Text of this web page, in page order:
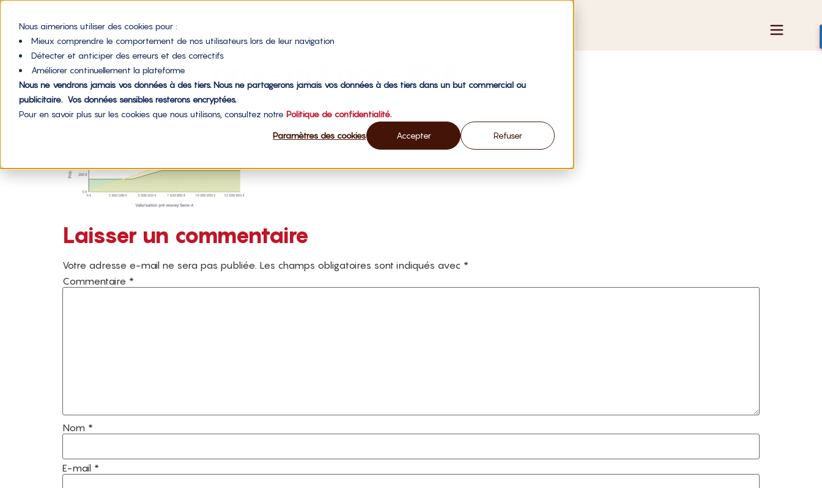
Nous aimerions utiliser des cookies pour :
Mieux comprendre le comportement de nos utilisateurs lors de leur navigation
Détecter et anticiper des erreurs et des correctifs
Améliorer continuellement la plateforme
Nous ne vendrons jamais vos données à des tiers. Nous ne partagerons jamais vos données à des tiers dans un but commercial ou
publicitaire. Vos données sensibles resterons encryptées.
Pour en savoir plus sur les cookies que nous utilisons, consultez notre Politique de confidentialité.
Paramètres des cookies Accepter Refuser
evolution-prix-actions-BSA
Laisser un commentaire
Votre adresse e-mail ne sera pas publiée. Les champs obligatoires sont indiqués avec *
Commentaire *
Nom *
E-mail *